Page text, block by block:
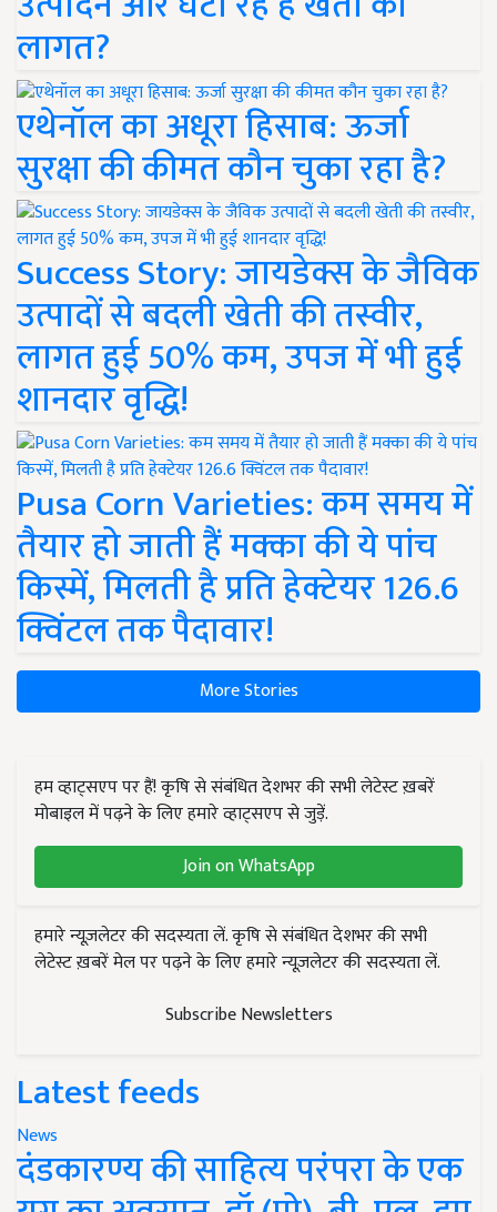
लागत?
एथेनॉल का अधूरा हिसाब: ऊर्जा
सुरक्षा की कीमत कौन चुका रहा है?
Success Story: जायडेक्स के जैविक
उत्पादों से बदली खेती की तस्वीर,
लागत हुई 50% कम, उपज में भी हुई
शानदार वृद्धि!
Pusa Corn Varieties: कम समय में
तैयार हो जाती हैं मक्का की ये पांच
किस्में, मिलती है प्रति हेक्टेयर 126.6
क्विंटल तक पैदावार!
More Stories
हम व्हाट्सएप पर हैं! कृषि से संबंधित देशभर की सभी लेटेस्ट ख़बरें
मोबाइल में पढ़ने के लिए हमारे व्हाट्सएप से जुड़ें.
Join on WhatsApp
हमारे न्यूज़लेटर की सदस्यता लें. कृषि से संबंधित देशभर की सभी
लेटेस्ट ख़बरें मेल पर पढ़ने के लिए हमारे न्यूज़लेटर की सदस्यता लें.
Subscribe Newsletters
Latest feeds
News
दंडकारण्य की साहित्य परंपरा के एक